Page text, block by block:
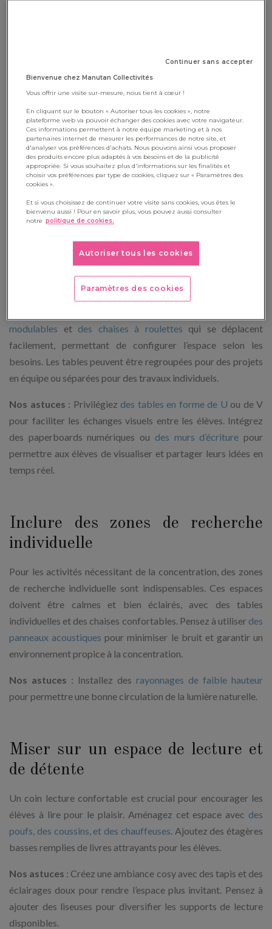
adaptée.
· #4 Esthétique: Un environnement visuellement agréable
peut encourager les élèves à utiliser davantage le CDI ou la
BCD. Choisissez des couleurs et des matériaux attrayants.
collaboratif
Comme nous l’évoquions dansl’article précédent
modulables et des chaises à roulettes qui se déplacent
facilement, permettant de configurer l’espace selon les
besoins. Les tables peuvent être regroupées pour des projets
en équipe ou séparées pour des travaux individuels.
Nos astuces : Privilégiez des tables en forme de U ou de V
pour faciliter les échanges visuels entre les élèves. Intégrez
des paperboards numériques ou des murs d’écriture pour
permettre aux élèves de visualiser et partager leurs idées en
temps réel.
Inclure des zones de recherche
individuelle
Pour les activités nécessitant de la concentration, des zones
de recherche individuelle sont indispensables. Ces espaces
doivent être calmes et bien éclairés, avec des tables
individuelles et des chaises confortables. Pensez à utiliser des
panneaux acoustiques pour minimiser le bruit et garantir un
environnement propice à la concentration.
Nos astuces : Installez des rayonnages de faible hauteur
pour permettre une bonne circulation de la lumière naturelle.
Miser sur un espace de lecture et
de détente
Un coin lecture confortable est crucial pour encourager les
élèves à lire pour le plaisir. Aménagez cet espace avec des
poufs, des coussins, et des chauffeuses. Ajoutez des étagères
basses remplies de livres attrayants pour les élèves.
Nos astuces : Créez une ambiance cosy avec des tapis et des
éclairages doux pour rendre l’espace plus invitant. Pensez à
ajouter des liseuses pour diversifier les supports de lecture
disponibles.
Continuer sans accepter
Bienvenue chez Manutan Collectivités
Vous offrir une visite sur-mesure, nous tient à cœur !
En cliquant sur le bouton « Autoriser tous les cookies », notre
plateforme web va pouvoir échanger des cookies avec votre navigateur.
Ces informations permettent à notre équipe marketing et à nos
partenaires internet de mesurer les performances de notre site, et
d'analyser vos préférences d'achats. Nous pouvons ainsi vous proposer
des produits encore plus adaptés à vos besoins et de la publicité
appropriée. Si vous souhaitez plus d'informations sur les finalités et
choisir vos préférences par type de cookies, cliquez sur « Paramètres des
cookies ».
Et si vous choisissez de continuer votre visite sans cookies, vous êtes le
bienvenu aussi ! Pour en savoir plus, vous pouvez aussi consulter
notre politique de cookies.
Autoriser tous les cookies
Paramètres des cookies